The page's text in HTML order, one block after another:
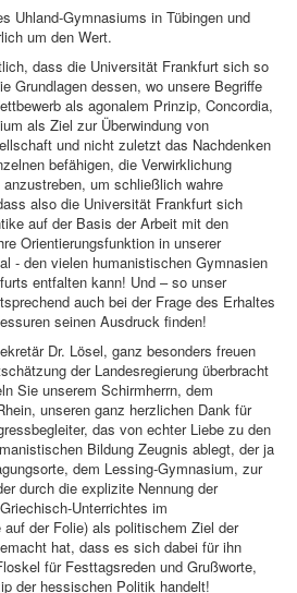
Uhland-Gymnasiums in Tübingen und
um den Wert.
dass die Universität Frankfurt sich so
Grundlagen dessen, wo unsere Begriffe
als agonalem Prinzip, Concordia,
als Ziel zur Überwindung von
und nicht zuletzt das Nachdenken
befähigen, die Verwirklichung
um schließlich wahre
also die Universität Frankfurt sich
auf der Basis der Arbeit mit den
Orientierungsfunktion in unserer
- den vielen humanistischen Gymnasien
entfalten kann! Und – so unser
auch bei der Frage des Erhaltes
seinen Ausdruck finden!
Dr. Lösel, ganz besonders freuen
der Landesregierung überbracht
Sie unserem Schirmherrn, dem
unseren ganz herzlichen Dank für
das von echter Liebe zu den
Bildung Zeugnis ablegt, der ja
dem Lessing-Gymnasium, zur
durch die explizite Nennung der
Unterrichtes im
der Folie) als politischem Ziel der
hat, dass es sich dabei für ihn
für Festtagsreden und Grußworte,
der hessischen Politik handelt!